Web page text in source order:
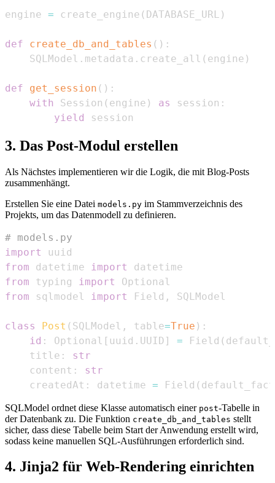
engine = create_engine ( DATABASE_URL )
def create_db_and_tables ( ) :
    SQLModel
. metadata . create_all ( engine )
def get_session ( ) :
with
Session ( engine ) as session :
yield
session
3. Das Post-Modul erstellen
Als Nächstes implementieren wir die Logik, die mit Blog-Posts
zusammenhängt.
Erstellen Sie eine Datei models.py im Stammverzeichnis des
Projekts, um das Datenmodell zu definieren.
# models.py
import
from datetime import
from typing import
from sqlmodel import Field ,
class Post ( SQLModel , table=True ) :
id : Optional [ uuid . UUID ] = Field (
    title
:
str
    content
:
str
    createdAt
: datetime = Field (
SQLModel ordnet diese Klasse automatisch einer post-Tabelle in
der Datenbank zu. Die Funktion create_db_and_tables stellt
sicher, dass diese Tabelle beim Start der Anwendung erstellt wird,
sodass keine manuellen SQL-Ausführungen erforderlich sind.
4. Jinja2 für Web-Rendering einrichten